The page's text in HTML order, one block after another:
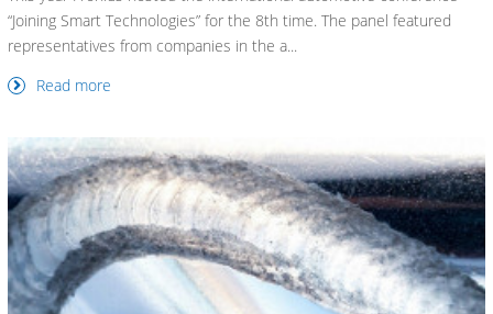
“Joining Smart Technologies” for the 8th time. The panel featured
representatives from companies in the a...
Read more